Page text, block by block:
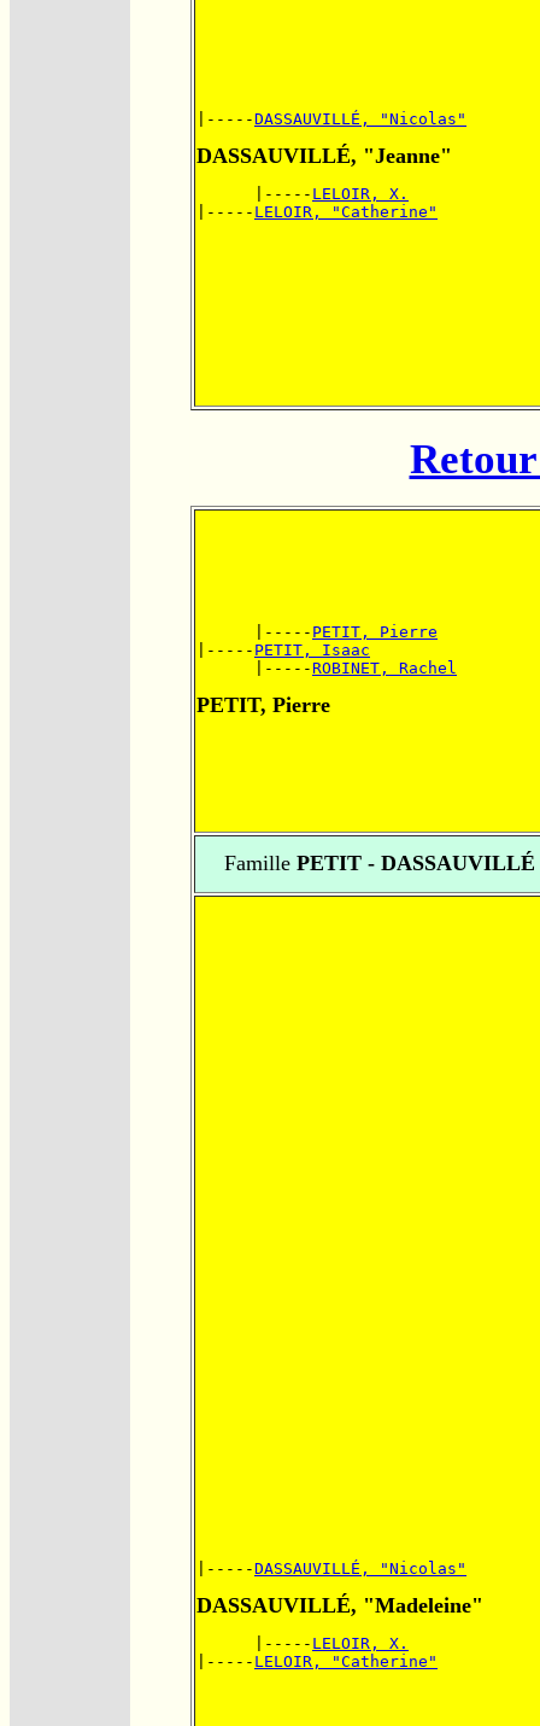
|-----DASSAUVILLÉ, "Nicolas"
DASSAUVILLÉ, "Jeanne"
      |-----
LELOIR, X.
|----- LELOIR, "Catherine"
      |-----
PETIT, Pierre
|----- PETIT, Isaac
      |-----
ROBINET, Rachel
PETIT, Pierre
FamillePETIT - DASSAUVILLÉ
|-----DASSAUVILLÉ, "Nicolas"
DASSAUVILLÉ, "Madeleine"
      |-----
LELOIR, X.
|----- LELOIR, "Catherine"